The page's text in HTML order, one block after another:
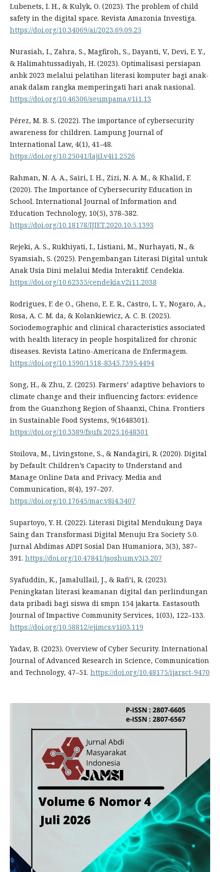
Lubenets, I. H., & Kulyk, O. (2023). The problem of child
safety in the digital space. Revista Amazonia Investiga.
https://doi.org/10.34069/ai/2023.69.09.25
Nurasiah, I., Zahra, S., Magfiroh, S., Dayanti, V., Devi, E. Y.,
& Halimahtussadiyah, H. (2023). Optimalisasi persiapan
anbk 2023 melalui pelatihan literasi komputer bagi anak-
anak dalam rangka memperingati hari anak nasional.
https://doi.org/10.46306/seumpama.v1i1.13
Pérez, M. B. S. (2022). The importance of cybersecurity
awareness for children. Lampung Journal of
International Law, 4(1), 41–48.
https://doi.org/10.25041/lajil.v4i1.2526
Rahman, N. A. A., Sairi, I. H., Zizi, N. A. M., & Khalid, F.
(2020). The Importance of Cybersecurity Education in
School. International Journal of Information and
Education Technology, 10(5), 378–382.
https://doi.org/10.18178/IJIET.2020.10.5.1393
Rejeki, A. S., Rukhiyati, I., Listiani, M., Nurhayati, N., &
Syamsiah, S. (2025). Pengembangan Literasi Digital untuk
Anak Usia Dini melalui Media Interaktif. Cendekia.
https://doi.org/10.62335/cendekia.v2i11.2038
Rodrigues, F. de O., Gheno, E. E. R., Castro, L. Y., Nogaro, A.,
Rosa, A. C. M. da, & Kolankiewicz, A. C. B. (2025).
Sociodemographic and clinical characteristics associated
with health literacy in people hospitalized for chronic
diseases. Revista Latino-Americana de Enfermagem.
https://doi.org/10.1590/1518-8345.7395.4494
Song, H., & Zhu, Z. (2025). Farmers’ adaptive behaviors to
climate change and their influencing factors: evidence
from the Guanzhong Region of Shaanxi, China. Frontiers
in Sustainable Food Systems, 9(1648301).
https://doi.org/10.3389/fsufs.2025.1648301
Stoilova, M., Livingstone, S., & Nandagiri, R. (2020). Digital
by Default: Children’s Capacity to Understand and
Manage Online Data and Privacy. Media and
Communication, 8(4), 197–207.
https://doi.org/10.17645/mac.v8i4.3407
Supartoyo, Y. H. (2022). Literasi Digital Mendukung Daya
Saing dan Transformasi Digital Menuju Era Society 5.0.
Jurnal Abdimas ADPI Sosial Dan Humaniora, 3(3), 387–
391. https://doi.org/10.47841/jsoshum.v3i3.207
Syafuddin, K., Jamalullail, J., & Rafi’i, R. (2023).
Peningkatan literasi keamanan digital dan perlindungan
data pribadi bagi siswa di smpn 154 jakarta. Eastasouth
Journal of Impactive Community Services, 1(03), 122–133.
https://doi.org/10.58812/ejimcs.v1i03.119
Yadav, B. (2023). Overview of Cyber Security. International
Journal of Advanced Research in Science, Communication
and Technology, 47–51. https://doi.org/10.48175/ijarsct-9470